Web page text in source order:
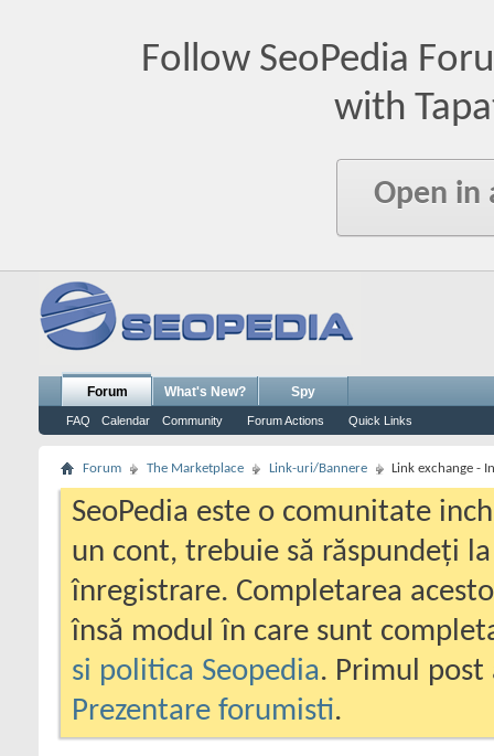
Follow SeoPedia
with
Open in
Forum
FAQ Calendar Community Forum Actions Quick Links
What's New? Spy
Forum The Marketplace Link-uri/Bannere Link exchange -
SeoPedia este o comunitate
un cont, trebuie să răspundeți
înregistrare. Completarea
însă modul în care sunt
si politica Seopedia. Primul
Prezentare forumisti.